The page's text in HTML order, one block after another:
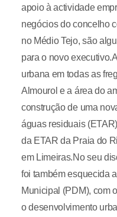
apoio à actividade
negócios do concelho
no Médio Tejo, são
para o novo
urbana em todas as
Almourol e a área do
construção de uma
águas residuais
da ETAR da Praia do
em Limeiras.No seu
foi também esquecida
Municipal (PDM), com
o desenvolvimento